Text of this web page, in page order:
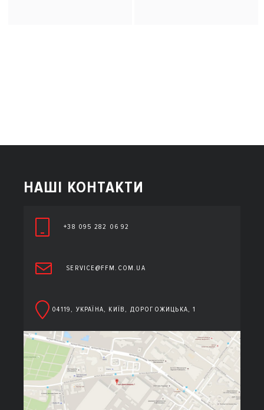
НАШІ КОНТАКТИ
+38 095 282 06 92
SERVICE@FFM.COM.UA
04119, УКРАЇНА, КИЇВ, ДОРОГОЖИЦЬКА, 1